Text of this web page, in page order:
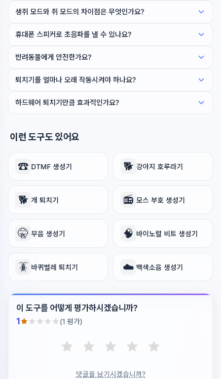
생쥐 모드와 쥐 모드의 차이점은 무엇인가요?
휴대폰 스피커로 초음파를 낼 수 있나요?
반려동물에게 안전한가요?
퇴치기를 얼마나 오래 작동시켜야 하나요?
하드웨어 퇴치기만큼 효과적인가요?
이런 도구도 있어요
☎️ DTMF 생성기 🐕 강아지 호루라기
🐕 개 퇴치기 📻 모스 부호 생성기
🤫 무음 생성기 🧠 바이노럴 비트 생성기
🪳 바퀴벌레 퇴치기 ☁️ 백색소음 생성기
이 도구를 어떻게 평가하시겠습니까?
1 (1 평가)
댓글을 남기시겠습니까?